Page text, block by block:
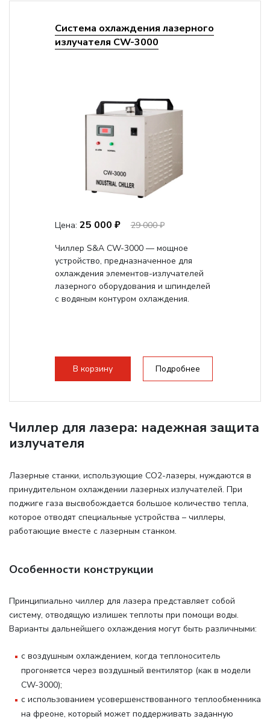
Система охлаждения лазерного
излучателя CW-3000
Цена: 25 000 ₽
29 000 ₽
Чиллер S&A CW-3000 — мощное
устройство, предназначенное для
охлаждения элементов-излучателей
лазерного оборудования и шпинделей
с водяным контуром охлаждения.
В корзину Подробнее
Чиллер для лазера: надежная защита
излучателя
Лазерные станки, использующие СО2-лазеры, нуждаются в
принудительном охлаждении лазерных излучателей. При
поджиге газа высвобождается большое количество тепла,
которое отводят специальные устройства – чиллеры,
работающие вместе с лазерным станком.
Особенности конструкции
Принципиально чиллер для лазера представляет собой
систему, отводящую излишек теплоты при помощи воды.
Варианты дальнейшего охлаждения могут быть различными:
с воздушным охлаждением, когда теплоноситель
прогоняется через воздушный вентилятор (как в модели
CW-3000);
с использованием усовершенствованного теплообменника
на фреоне, который может поддерживать заданную